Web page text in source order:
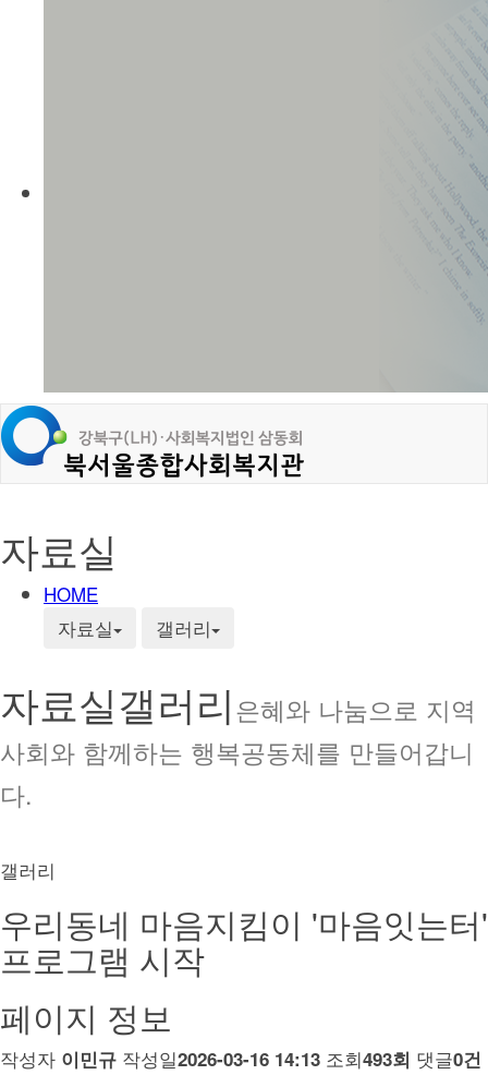
자료실
HOME
자료실
갤러리
자료실갤러리은혜와 나눔으로 지역
사회와 함께하는 행복공동체를 만들어갑니
다.
갤러리
우리동네 마음지킴이 '마음잇는터'
프로그램 시작
페이지 정보
작성자 이민규 작성일2026-03-16 14:13 조회493회 댓글0건